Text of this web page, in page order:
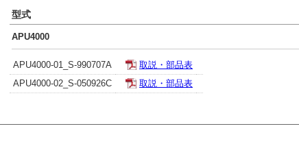
型式
APU4000
APU4000-01_S-990707A
取説・部品表
APU4000-02_S-050926C
取説・部品表